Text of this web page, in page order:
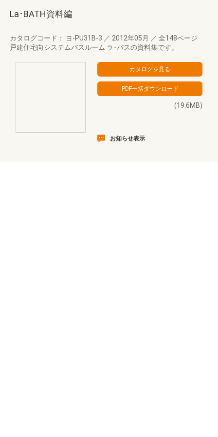
La･BATH資料編
カタログコード： ヨ-PU31B-3 ／ 2012年05月 ／ 全148ページ
戸建住宅向システムバスルーム ラ･バスの資料集です。
(19.6MB)
お知らせ表示